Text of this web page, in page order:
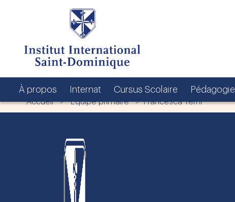
À propos Internat Cursus Scolaire Pédagogie
Accueil > Équipe primaire > Francesca Terni